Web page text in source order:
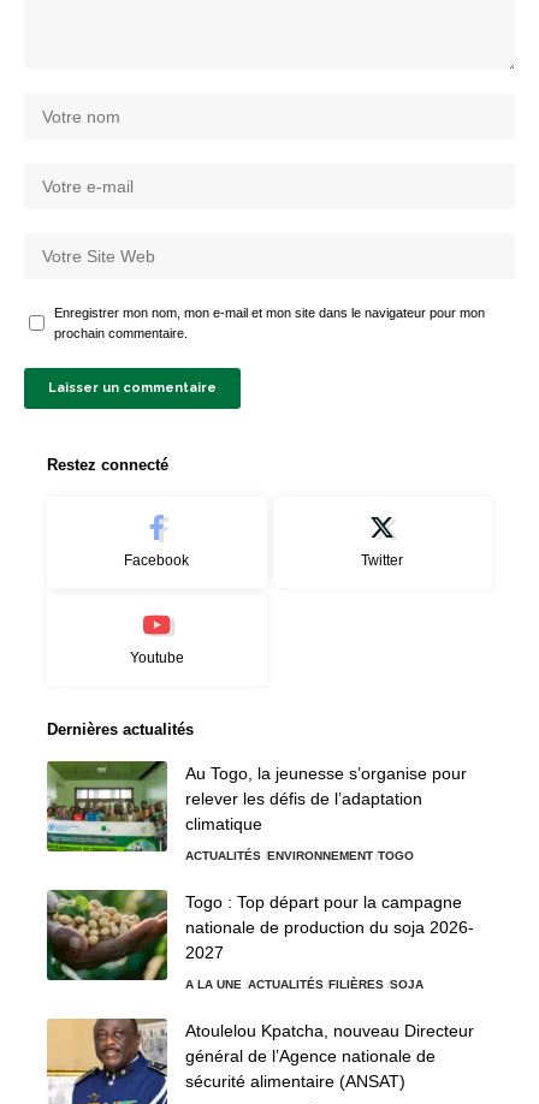
Enregistrer mon nom, mon e-mail et mon site dans le navigateur pour mon
prochain commentaire.
Restez connecté
Facebook Twitter
Youtube
Dernières actualités
Au Togo, la jeunesse s’organise pour
relever les défis de l’adaptation
climatique
ACTUALITÉS ENVIRONNEMENT TOGO
Togo : Top départ pour la campagne
nationale de production du soja 2026-
2027
A LA UNE ACTUALITÉS FILIÈRES SOJA
Atoulelou Kpatcha, nouveau Directeur
général de l’Agence nationale de
sécurité alimentaire (ANSAT)